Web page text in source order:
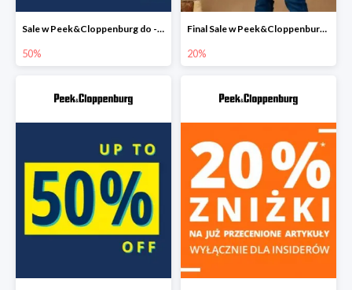
Sale w Peek&Cloppenburg do -50%
50%
Final Sale w Peek&Cloppenburg dodatkowy rabat do -20%
20%